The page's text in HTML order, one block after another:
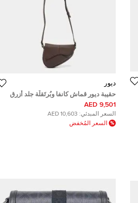
ديور
حقيبة ديور قماش كانفا وبُرتَقلَة جلد أزرق
كحلي بشكل سرج A5
9,501 AED
السعر المبدئي: 10,603 AED
السعر المُخفض